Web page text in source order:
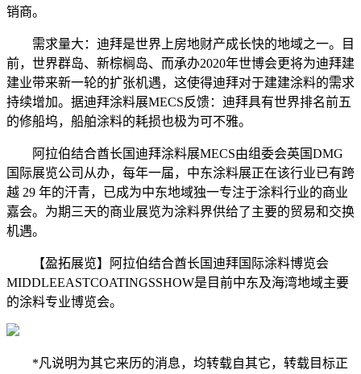
销商。
需求量大：迪拜是世界上房地财产成长快的地域之一。目
前，世界群岛、新棕榈岛、而承办2020年世博会更将为迪拜建
建业带来新一轮的扩张机遇，这使得迪拜对于建建涂料的需求
持续增加。据迪拜涂料展MECS反馈：迪拜具有世界排名前五
的修船坞，船舶涂料的耗损也极为可不雅。
阿拉伯结合酋长国迪拜涂料展MECS由组委会英国DMG
国际展览公司从办，每年一届，中东涂料展正在该行业已有跨
越 29 年的汗青，已成为中东地域独一专注于涂料行业的商业
嘉会。为期三天的商业展览为涂料界供给了主要的贸易和交换
机遇。
【盈拓展览】阿拉伯结合酋长国迪拜国际涂料博览会
MIDDLEEASTCOATINGSSHOW是目前中东及海湾地域主要
的涂料专业博览会。
*凡说明为其它来历的消息，均转载自其它，转载目标正